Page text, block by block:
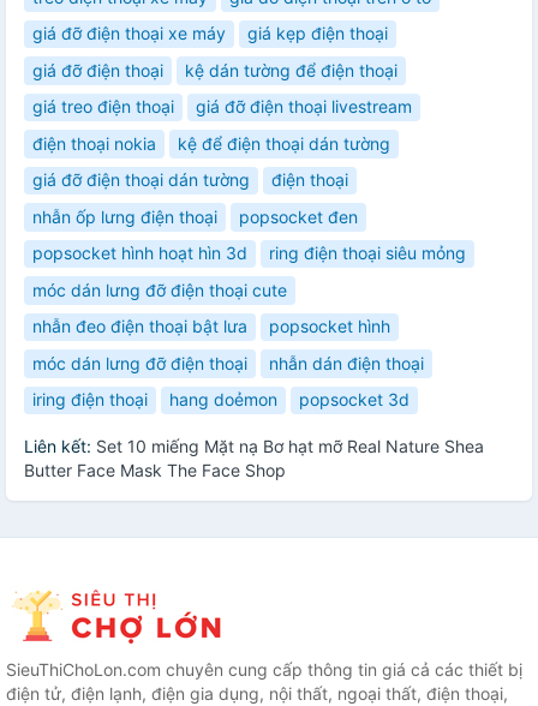
giá đỡ điện thoại xe máy
giá kẹp điện thoại
giá đỡ điện thoại
kệ dán tường để điện thoại
giá treo điện thoại
giá đỡ điện thoại livestream
điện thoại nokia
kệ để điện thoại dán tường
giá đỡ điện thoại dán tường
điện thoại
nhẫn ốp lưng điện thoại
popsocket đen
popsocket hình hoạt hìn 3d
ring điện thoại siêu mỏng
móc dán lưng đỡ điện thoại cute
nhẫn đeo điện thoại bật lưa
popsocket hình
móc dán lưng đỡ điện thoại
nhẫn dán điện thoại
iring điện thoại
hang doẻmon popsocket 3d
Liên kết: Set 10 miếng Mặt nạ Bơ hạt mỡ Real Nature Shea
Butter Face Mask The Face Shop
SieuThiChoLon.com chuyên cung cấp thông tin giá cả các thiết bị
điện tử, điện lạnh, điện gia dụng, nội thất, ngoại thất, điện thoại,